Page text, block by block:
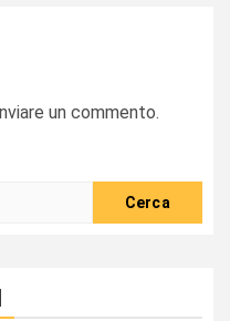
un commento.